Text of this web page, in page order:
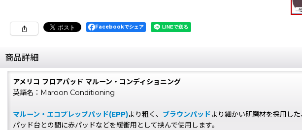
Facebookでシェア
商品詳細
アメリコ フロアパッド マルーン・コンディショニング
英語名：Maroon Conditioning
マルーン・エコプレップパッド(EPP)より粗く、 ブラウンパッドより細かい研磨材を採用し
パッド台との間に赤パッドなどを緩衝用として挟んで使用します。